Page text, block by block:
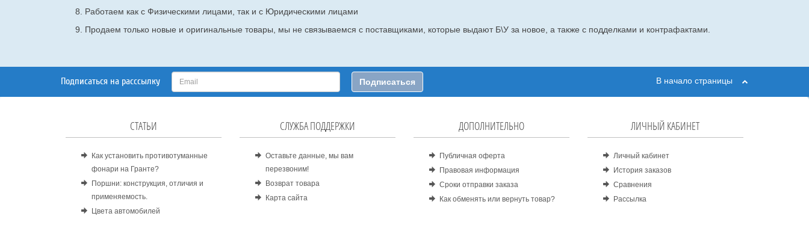
8. Работаем как с Физическими лицами, так и с Юридическими лицами
9. Продаем только новые и оригинальные товары, мы не связываемся с поставщиками, которые выдают Б\У за новое, а также с подделками и контрафактами.
Подписаться на расссылку Подписаться В начало страницы
СТАТЬИ
Как установить противотуманные
фонари на Гранте?
Поршни: конструкция, отличия и
применяемость.
Цвета автомобилей
СЛУЖБА ПОДДЕРЖКИ
Оставьте данные, мы вам
перезвоним!
Возврат товара
Карта сайта
ДОПОЛНИТЕЛЬНО
Публичная оферта
Правовая информация
Сроки отправки заказа
Как обменять или вернуть товар?
ЛИЧНЫЙ КАБИНЕТ
Личный кабинет
История заказов
Сравнения
Рассылка